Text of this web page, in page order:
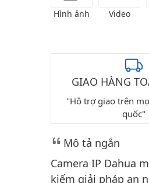
Hình ảnh Video
GIAO HÀNG
"Hỗ trợ giao trên
quốc"
Mô tả ngắn
Camera IP Dahua
kiếm giải pháp an